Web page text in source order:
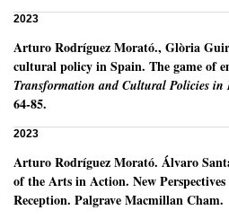
2023
Arturo Rodríguez Morató., Glòria
cultural policy in Spain. The game of
Transformation and Cultural Policies in
64-85.
2023
Arturo Rodríguez Morató. Álvaro
of the Arts in Action. New
Reception. Palgrave Macmillan Cham.